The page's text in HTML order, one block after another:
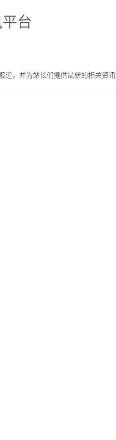
台
道，并为站长们提供最新的相关资讯